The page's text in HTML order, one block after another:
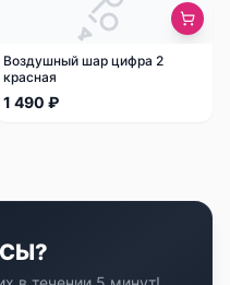
Воздушный шар цифра 2
красная
1 490 ₽